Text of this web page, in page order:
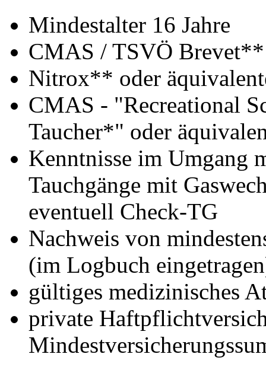
Mindestalter 16 Jahre
CMAS / TSVÖ
Nitrox** oder
CMAS - "Recreational
Taucher*" oder
Kenntnisse im Umgang
Tauchgänge mit
eventuell Check-TG
Nachweis von
(im Logbuch
gültiges medizinisches
private